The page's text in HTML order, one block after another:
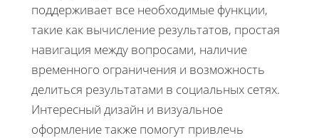
поддерживает все необходимые функции,
такие как вычисление результатов, простая
навигация между вопросами, наличие
временного ограничения и возможность
делиться результатами в социальных сетях.
Интересный дизайн и визуальное
оформление также помогут привлечь